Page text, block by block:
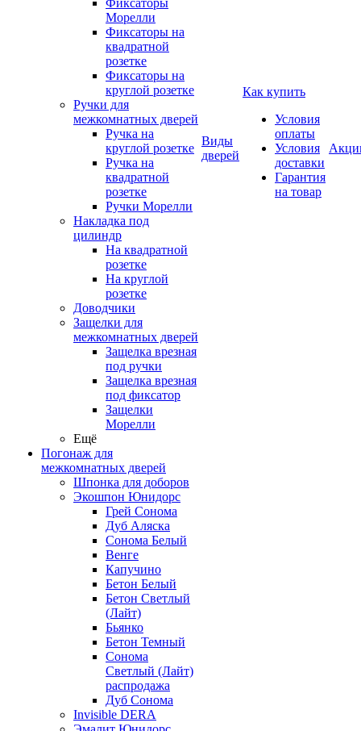
Фиксаторы
Морелли
Фиксаторы на
квадратной
розетке
Фиксаторы на
круглой розетке
Ручки для
межкомнатных дверей
Ручка на
круглой розетке
Ручка на
квадратной
розетке
Ручки Морелли
Накладка под
цилиндр
На квадратной
розетке
На круглой
розетке
Доводчики
Защелки для
межкомнатных дверей
Защелка врезная
под ручки
Защелка врезная
под фиксатор
Защелки
Морелли
Ещё
Погонаж для
межкомнатных дверей
Шпонка для доборов
Экошпон Юнидорс
Грей Сонома
Дуб Аляска
Сонома Белый
Венге
Капучино
Бетон Белый
Бетон Светлый
(Лайт)
Бьянко
Бетон Темный
Сонома
Светлый (Лайт)
распродажа
Дуб Сонома
Invisible DERA
Виды
дверей
Как купить
Условия
оплаты
Условия
доставки
Гарантия
на товар